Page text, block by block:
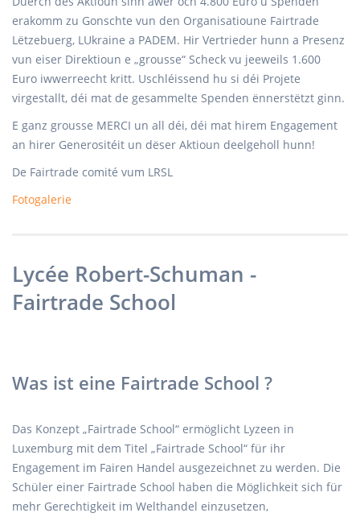
erakomm zu Gonschte vun den Organisatioune Fairtrade
Lëtzebuerg, LUkraine a PADEM. Hir Vertrieder hunn a Presenz
vun eiser Direktioun e „grousse“ Scheck vu jeeweils 1.600
Euro iwwerreecht kritt. Uschléissend hu si déi Projete
virgestallt, déi mat de gesammelte Spenden ënnerstëtzt ginn.
E ganz grousse MERCI un all déi, déi mat hirem Engagement
an hirer Generositéit un dëser Aktioun deelgeholl hunn!
De Fairtrade comité vum LRSL
Fotogalerie
Lycée Robert-Schuman -
Fairtrade School
Was ist eine Fairtrade School ?
Das Konzept „Fairtrade School“ ermöglicht Lyzeen in
Luxemburg mit dem Titel „Fairtrade School“ für ihr
Engagement im Fairen Handel ausgezeichnet zu werden. Die
Schüler einer Fairtrade School haben die Möglichkeit sich für
mehr Gerechtigkeit im Welthandel einzusetzen,